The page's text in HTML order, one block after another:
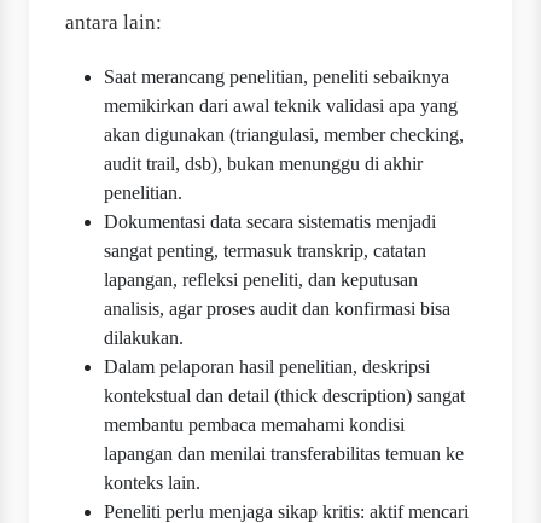
antara lain:
Saat merancang penelitian, peneliti sebaiknya
memikirkan dari awal teknik validasi apa yang
akan digunakan (triangulasi, member checking,
audit trail, dsb), bukan menunggu di akhir
penelitian.
Dokumentasi data secara sistematis menjadi
sangat penting, termasuk transkrip, catatan
lapangan, refleksi peneliti, dan keputusan
analisis, agar proses audit dan konfirmasi bisa
dilakukan.
Dalam pelaporan hasil penelitian, deskripsi
kontekstual dan detail (thick description) sangat
membantu pembaca memahami kondisi
lapangan dan menilai transferabilitas temuan ke
konteks lain.
Peneliti perlu menjaga sikap kritis: aktif mencari